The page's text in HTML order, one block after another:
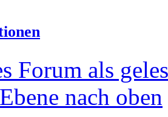
Forum als
nach oben